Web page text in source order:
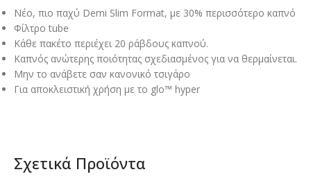
Νέο, πιο παχύ Demi Slim Format, με 30% περισσότερο καπνό
Φίλτρο tube
Κάθε πακέτο περιέχει 20 ράβδους καπνού.
Καπνός ανώτερης ποιότητας σχεδιασμένος για να θερμαίνεται.
Μην το ανάβετε σαν κανονικό τσιγάρο
Για αποκλειστική χρήση με το glo™ hyper
Σχετικά Προϊόντα